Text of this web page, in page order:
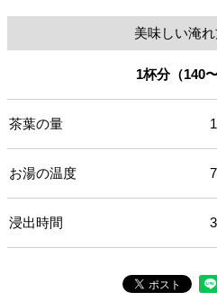
美味しい淹
1杯分（140
茶葉の量
お湯の温度
浸出時間